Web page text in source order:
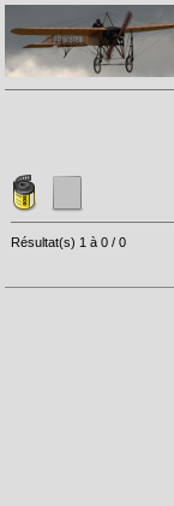
Résultat(s) 1 à 0 / 0